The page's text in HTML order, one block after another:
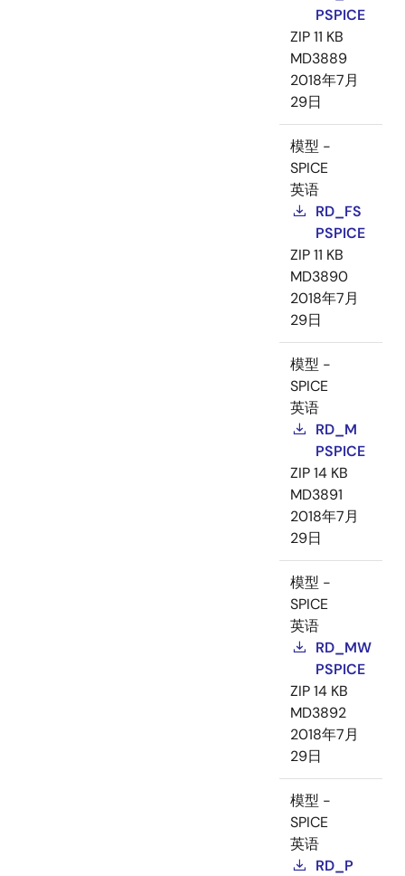
PSPICE
ZIP11 KB
MD3889
2018年7月
29日
模型 -
SPICE
英语
RD_FS
PSPICE
ZIP11 KB
MD3890
2018年7月
29日
模型 -
SPICE
英语
RD_M
PSPICE
ZIP14 KB
MD3891
2018年7月
29日
模型 -
SPICE
英语
RD_MW
PSPICE
ZIP14 KB
MD3892
2018年7月
29日
模型 -
SPICE
英语
RD_P